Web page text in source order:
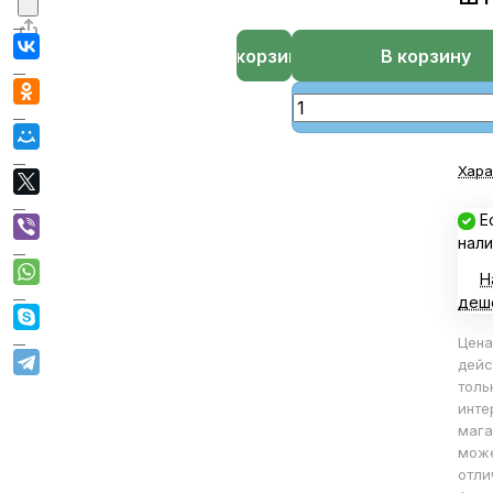
В корзину
В корзине
Цена